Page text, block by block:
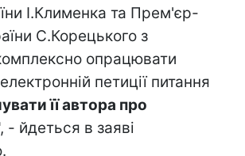
І.Клименка та Прем'єр-
С.Корецького з
опрацювати
петиції питання
її автора про
- йдеться в заяві